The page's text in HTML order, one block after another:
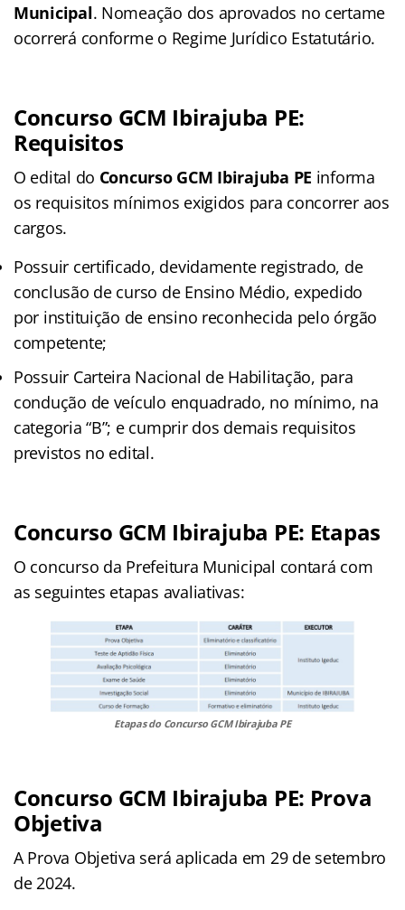
Municipal. Nomeação dos aprovados no certame
ocorrerá conforme o Regime Jurídico Estatutário.
Concurso GCM Ibirajuba PE:
Requisitos
O edital do Concurso GCM Ibirajuba PE informa
os requisitos mínimos exigidos para concorrer aos
cargos.
Possuir certificado, devidamente registrado, de
conclusão de curso de Ensino Médio, expedido
por instituição de ensino reconhecida pelo órgão
competente;
Possuir Carteira Nacional de Habilitação, para
condução de veículo enquadrado, no mínimo, na
categoria “B”; e cumprir dos demais requisitos
previstos no edital.
Concurso GCM Ibirajuba PE: Etapas
O concurso da Prefeitura Municipal contará com
as seguintes etapas avaliativas:
Etapas do Concurso GCM Ibirajuba PE
Concurso GCM Ibirajuba PE: Prova
Objetiva
A Prova Objetiva será aplicada em 29 de setembro
de 2024.